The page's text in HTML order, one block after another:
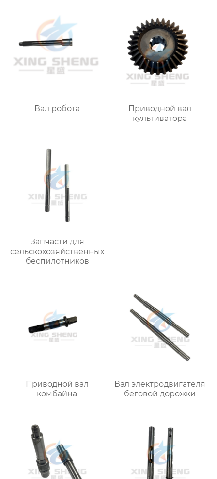
Вал робота
Приводной вал
культиватора
Запчасти для
сельскохозяйственных
беспилотников
Приводной вал
комбайна
Вал электродвигателя
беговой дорожки